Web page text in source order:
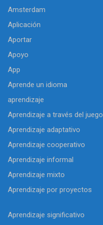
Amsterdam
Aplicación
Aportar
Apoyo
App
Aprende un idioma
aprendizaje
Aprendizaje a través del juego
Aprendizaje adaptativo
Aprendizaje cooperativo
Aprendizaje informal
Aprendizaje mixto
Aprendizaje por proyectos
Aprendizaje significativo